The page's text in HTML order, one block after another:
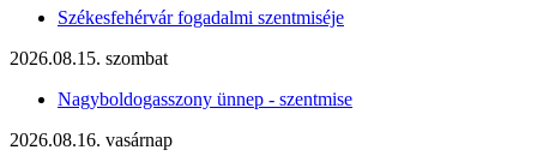
Székesfehérvár fogadalmi szentmiséje
2026.08.15. szombat
Nagyboldogasszony ünnep - szentmise
2026.08.16. vasárnap